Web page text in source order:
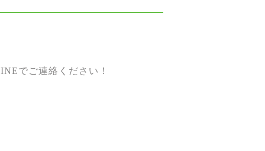
でご連絡ください！